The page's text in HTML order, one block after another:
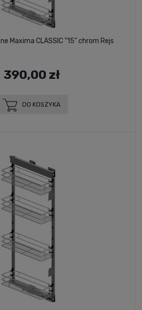
Maxima CLASSIC "15" chrom Rejs
390,00 zł
DO KOSZYKA